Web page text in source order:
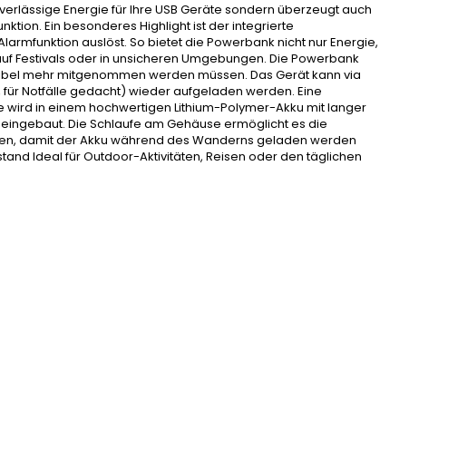
Energie für Ihre USB Geräte sondern überzeugt auch
Ein besonderes Highlight ist der integrierte
auslöst. So bietet die Powerbank nicht nur Energie,
Festivals oder in unsicheren Umgebungen. Die Powerbank
mehr mitgenommen werden müssen. Das Gerät kann via
Notfälle gedacht) wieder aufgeladen werden. Eine
in einem hochwertigen Lithium-Polymer-Akku mit langer
Die Schlaufe am Gehäuse ermöglicht es die
damit der Akku während des Wanderns geladen werden
Ideal für Outdoor-Aktivitäten, Reisen oder den täglichen